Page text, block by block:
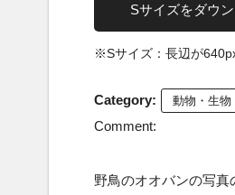
Sサイズをダウ
※Sサイズ：長辺が
Category: 動物・生物
Comment:
野鳥のオオバンの写